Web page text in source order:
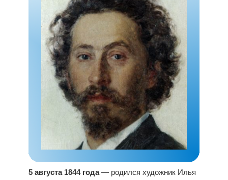
5 августа 1844 года— родился художник Илья